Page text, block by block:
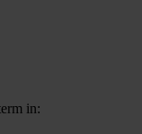
in: